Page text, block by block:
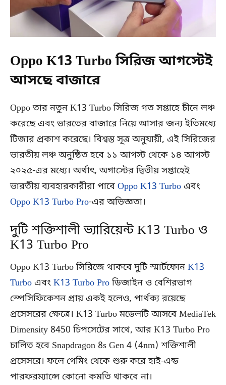
Oppo K13 Turbo সিরিজ আগস্টেই
আসছে বাজারে
Oppo তার নতুন K13 Turbo সিরিজ গত সপ্তাহে চীনে লঞ্চ
করেছে এবং ভারতের বাজারে নিয়ে আসার জন্য ইতিমধ্যে
টিজার প্রকাশ করেছে। বিশ্বস্ত সূত্র অনুযায়ী, এই সিরিজের
ভারতীয় লঞ্চ অনুষ্ঠিত হবে ১১ আগস্ট থেকে ১৪ আগস্ট
২০২৫-এর মধ্যে। অর্থাৎ, অগাস্টের দ্বিতীয় সপ্তাহেই
ভারতীয় ব্যবহারকারীরা পাবে Oppo K13 Turbo এবং
Oppo K13 Turbo Pro-এর অভিজ্ঞতা।
দুটি শক্তিশালী ভ্যারিয়েন্ট K13 Turbo ও
K13 Turbo Pro
Oppo K13 Turbo সিরিজে থাকবে দুটি স্মার্টফোন K13
Turbo এবং K13 Turbo Proডিজাইন ও বেশিরভাগ
স্পেসিফিকেশন প্রায় একই হলেও, পার্থক্য রয়েছে
প্রসেসরের ক্ষেত্রে। K13 Turbo মডেলটি আসবে MediaTek
Dimensity 8450 চিপসেটের সাথে, আর K13 Turbo Pro
চালিত হবে Snapdragon 8s Gen 4 (4nm) শক্তিশালী
প্রসেসরে। ফলে গেমিং থেকে শুরু করে হাই-এন্ড
পারফরম্যান্সে কোনো কমতি থাকবে না।